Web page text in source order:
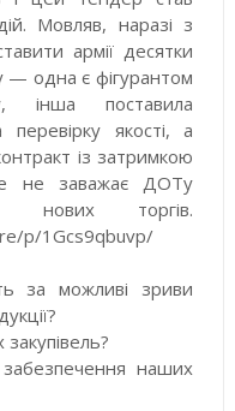
Мовляв, наразі з
армії десятки
— одна є фігурантом
інша поставила
якості, а
із затримкою
не заважає ДОТу
торгів.
p/1Gcs9qbuvp/
за можливі зриви
наших